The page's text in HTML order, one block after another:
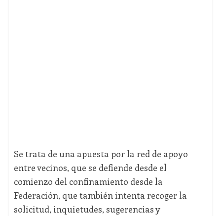
Se trata de una apuesta por la red de apoyo
entre vecinos, que se defiende desde el
comienzo del confinamiento desde la
Federación, que también intenta recoger la
solicitud, inquietudes, sugerencias y